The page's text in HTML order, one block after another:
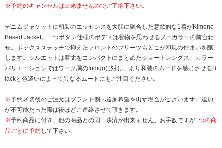
※予約のキャンセルは出来ませんのでご了承下さい。
デニムジャケットに和装のエッセンスを大胆に融合した意欲的な1着がKimono
Based Jacket。一つボタン仕様のボディは着物を思わせるノーカラーの前合わ
せ。ボックスステッチで抑えたフロントのプリーツもどこか和風の佇まいを醸
します。シルエットは着丈をコンパクトにまとめたショートレングス。カラー
バリエーションではワーク調のIndigoに対し、より和装のムードを感じさせるB
lackと色遣いによって異なるムードにもご注目ください。
※予約〆切後のご注文はブランド側へ追加希望を出す場合がございます。追加
が不可能だった際は後ほどご連絡させて頂きます。
※予約商品に付き、他の商品との同一決済が出来ません。お手数ですが1つの商
品ごとに予約して下さい。